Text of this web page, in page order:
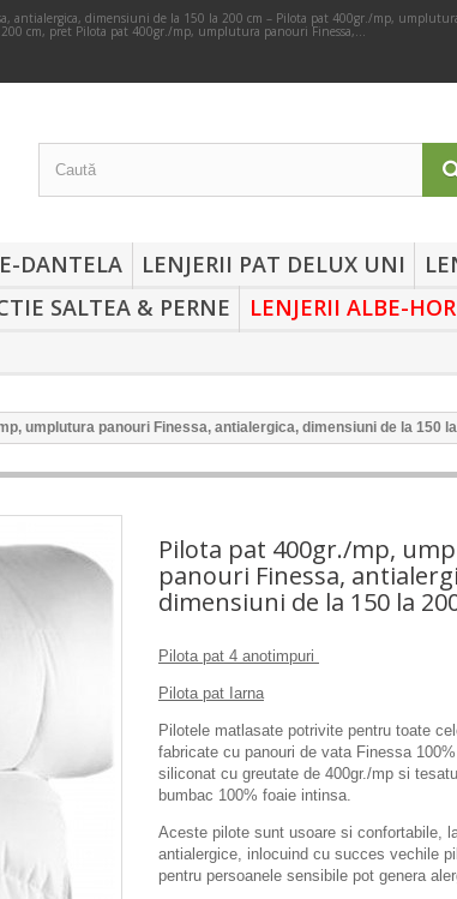
antialergica, dimensiuni de la 150 la 200 cm – Pilota pat 400gr./mp,
cm, pret Pilota pat 400gr./mp, umplutura panouri Finessa,...
DANTELA LENJERII PAT DELUX UNI
SALTEA & PERNE LENJERII ALBE-
umplutura panouri Finessa, antialergica, dimensiuni de la 150
Pilota pat 400gr./mp,
panouri Finessa,
dimensiuni de la 150 la
Pilota pat 4 anotimpuri
Pilota pat Iarna
Pilotele matlasate potrivite pentru toate
fabricate cu panouri de vata Finessa
siliconat cu greutate de 400gr./mp si
bumbac 100% foaie intinsa.
Aceste pilote sunt usoare si confortabile,
antialergice, inlocuind cu succes vechile
pentru persoanele sensibile pot genera